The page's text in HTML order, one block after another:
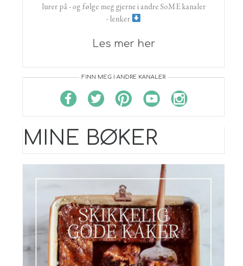
lurer på - og følge meg gjerne i andre SoME kanaler
- lenker
Les mer her
FINN MEG I ANDRE KANALER
MINE BØKER